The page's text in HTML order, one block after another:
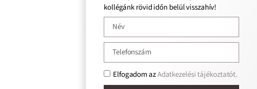
kollégánk rövid időn belül visszahív!
Elfogadom azAdatkezelési tájékoztatót.